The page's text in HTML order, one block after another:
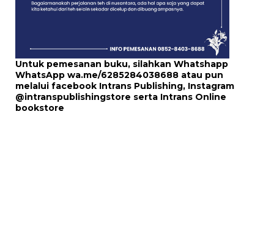
Untuk pemesanan buku, silahkan Whatshapp
WhatsApp wa.me/6285284038688 atau pun
melalui facebook Intrans Publishing, Instagram
@intranspublishingstore serta Intrans Online
bookstore